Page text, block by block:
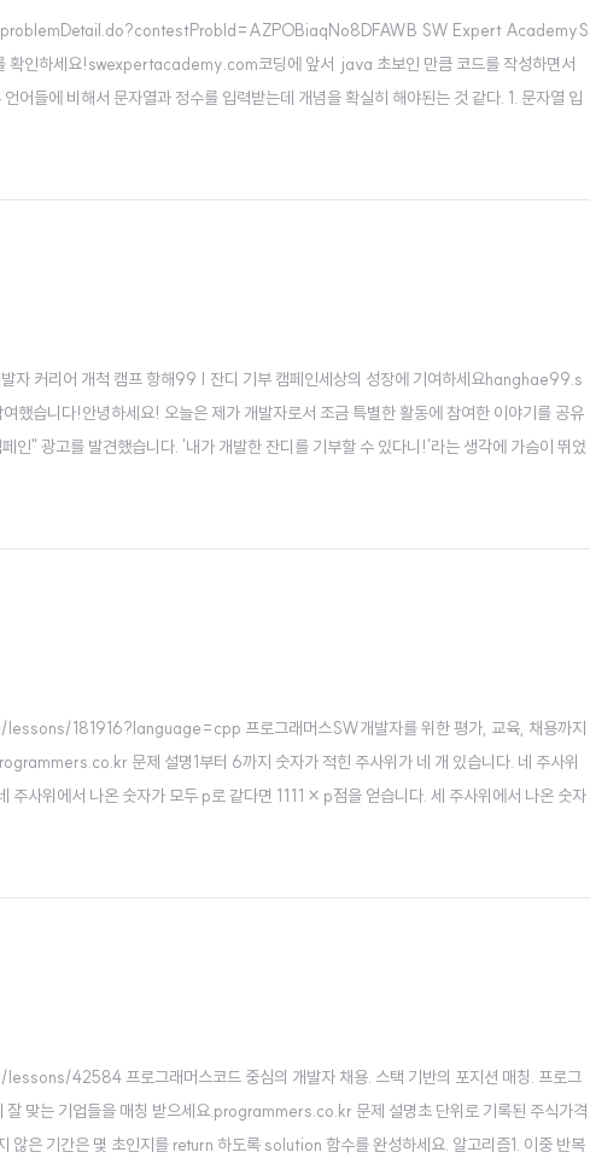
SW Expert AcademyS
확인하세요!swexpertacademy.com코딩에 앞서 java 초보인 만큼 코드를 작성하면서
어들에 비해서 문자열과 정수를 입력받는데 개념을 확실히 해야된는 것 같다. 1. 문자열 입
리어 개척 캠프 항해99 | 잔디 기부 캠페인세상의 성장에 기여하세요hanghae99.s
습니다!안녕하세요! 오늘은 제가 개발자로서 조금 특별한 활동에 참여한 이야기를 공유
인" 광고를 발견했습니다. '내가 개발한 잔디를 기부할 수 있다니!'라는 생각에 가슴이 뛰었
181916?language=cpp 프로그래머스SW개발자를 위한 평가, 교육, 채용까지
문제 설명1부터 6까지 숫자가 적힌 주사위가 네 개 있습니다. 네 주사위
주사위에서 나온 숫자가 모두 p로 같다면 1111 × p점을 얻습니다. 세 주사위에서 나온 숫자
42584 프로그래머스코드 중심의 개발자 채용. 스택 기반의 포지션 매칭. 프로그
잘 맞는 기업들을 매칭 받으세요.programmers.co.kr 문제 설명초 단위로 기록된 주식가격
은 기간은 몇 초인지를 return 하도록 solution 함수를 완성하세요. 알고리즘1. 이중 반복